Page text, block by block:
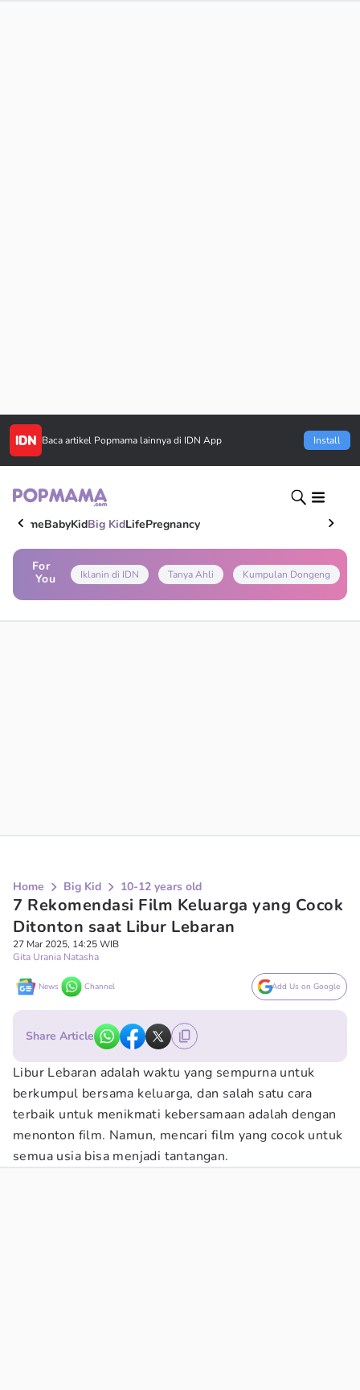
Baca artikel Popmama lainnya di IDN App Install
HomeBabyKidBig KidLifePregnancy
For
You
Iklanin di IDN Tanya Ahli Kumpulan Dongeng
Home Big Kid 10-12 years old
7 Rekomendasi Film Keluarga yang Cocok
Ditonton saat Libur Lebaran
27 Mar 2025, 14:25 WIB
Gita Urania Natasha
News Channel Add Us on Google
Share Article
Libur Lebaran adalah waktu yang sempurna untuk
berkumpul bersama keluarga, dan salah satu cara
terbaik untuk menikmati kebersamaan adalah dengan
menonton film. Namun, mencari film yang cocok untuk
semua usia bisa menjadi tantangan.